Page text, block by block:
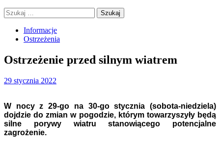
Szukaj:
Informacje
Ostrzeżenia
Ostrzeżenie przed silnym wiatrem
29 stycznia 2022
W nocy z 29-go na 30-go stycznia (sobota-niedziela)
dojdzie do zmian w pogodzie, którym towarzyszyły będą
silne porywy wiatru stanowiącego potencjalne
zagrożenie.